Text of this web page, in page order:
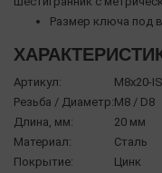
Размер ключа под
Артикул:
М8х20-
Резьба / Диаметр:М8 / D8
Длина, мм:
20 мм
Материал:
Сталь
Покрытие:
Цинк